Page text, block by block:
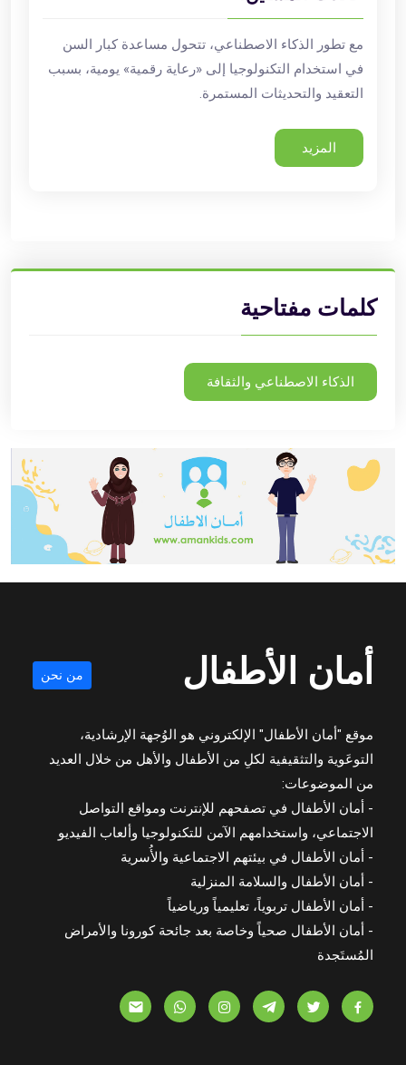
مع تطور الذكاء الاصطناعي، تتحول مساعدة كبار السن
في استخدام التكنولوجيا إلى «رعاية رقمية» يومية، بسبب
التعقيد والتحديثات المستمرة.
المزيد
كلمات مفتاحية
الذكاء الاصطناعي والثقافة
أمان الأطفال من نحن
موقع "أمان الأطفال" الإلكتروني هو الوُجهة الإرشادية،
التوعَوية والتثقيفية لكلِ من الأطفال والأهل من خلال العديد
من الموضوعات:
- أمان الأطفال في تصفحهم للإنترنت ومواقع التواصل
الاجتماعي، واستخدامهم الآمن للتكنولوجيا وألعاب الفيديو
- أمان الأطفال في بيئتهم الاجتماعية والأُسرية
- أمان الأطفال والسلامة المنزلية
- أمان الأطفال تربوياً، تعليمياً ورياضياً
- أمان الأطفال صحياً وخاصة بعد جائحة كورونا والأمراض
المُستَجدة